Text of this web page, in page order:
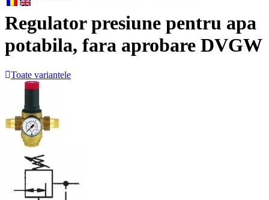
Regulator presiune pentru apa
potabila, fara aprobare DVGW
Toate variantele